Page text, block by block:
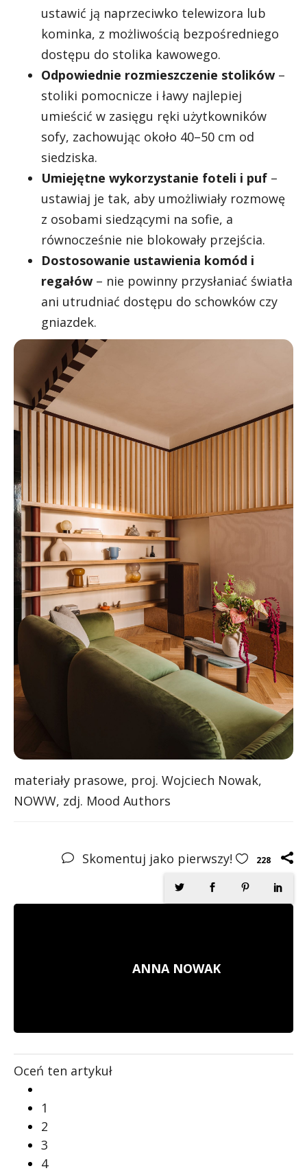
ustawić ją naprzeciwko telewizora lub
kominka, z możliwością bezpośredniego
dostępu do stolika kawowego.
Odpowiednie rozmieszczenie stolików –
stoliki pomocnicze i ławy najlepiej
umieścić w zasięgu ręki użytkowników
sofy, zachowując około 40–50 cm od
siedziska.
Umiejętne wykorzystanie foteli i puf –
ustawiaj je tak, aby umożliwiały rozmowę
z osobami siedzącymi na sofie, a
równocześnie nie blokowały przejścia.
Dostosowanie ustawienia komód i
regałów – nie powinny przysłaniać światła
ani utrudniać dostępu do schowków czy
gniazdek.
materiały prasowe, proj. Wojciech Nowak,
NOWW, zdj. Mood Authors
Skomentuj jako pierwszy! 228
ANNA NOWAK
Oceń ten artykuł
1
2
3
4